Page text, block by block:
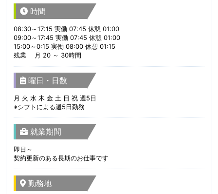
時間
08:30～17:15 実働 07:45 休憩 01:00
09:00～17:45 実働 07:45 休憩 01:00
15:00～0:15 実働 08:00 休憩 01:15
残業 月 20 ～ 30時間
曜日・日数
月 火 水 木 金 土 日 祝 週5日
※シフトによる週5日勤務
就業期間
即日～
契約更新のある長期のお仕事です
勤務地